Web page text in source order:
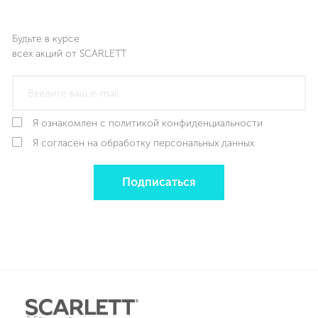
Будьте в курсе
всех акций от SCARLETT
Я ознакомлен с политикой конфиденциальности
Я согласен на обработку персональных данных
Подписаться